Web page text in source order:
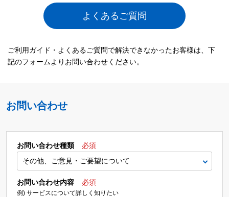
よくあるご質問
ご利用ガイド・よくあるご質問で解決できなかったお客様は、下
記のフォームよりお問い合わせください。
お問い合わせ
お問い合わせ種類 必須
お問い合わせ内容 必須
例) サービスについて詳しく知りたい